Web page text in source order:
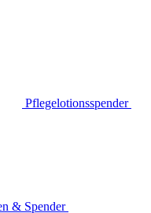
Pflegelotionsspender
& Spender